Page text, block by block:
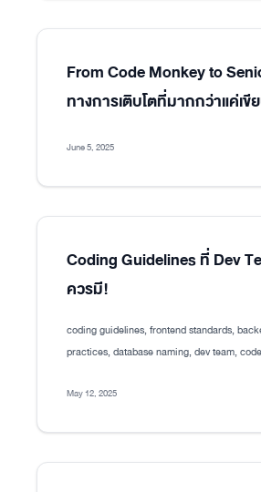
From Code Monkey to
ทางการเติบโตที่มากกว่าแค่เขี
June 5, 2025
Coding Guidelines ที่ Dev
ควรมี!
coding guidelines, frontend standards,
practices, database naming, dev team,
May 12, 2025